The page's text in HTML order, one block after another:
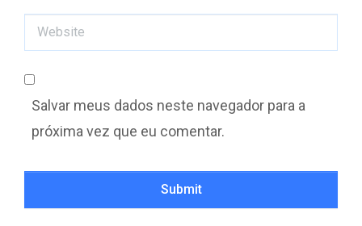
Website
Salvar meus dados neste navegador para a
próxima vez que eu comentar.
Submit